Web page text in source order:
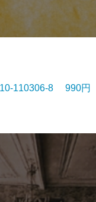
110306-8 990円